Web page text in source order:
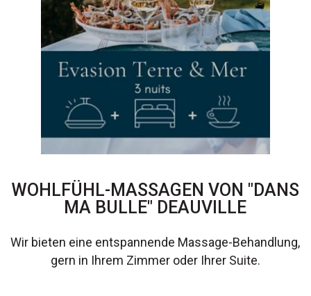
WOHLFÜHL-MASSAGEN VON "DANS
MA BULLE" DEAUVILLE
Wir bieten eine entspannende Massage-Behandlung,
gern in Ihrem Zimmer oder Ihrer Suite.